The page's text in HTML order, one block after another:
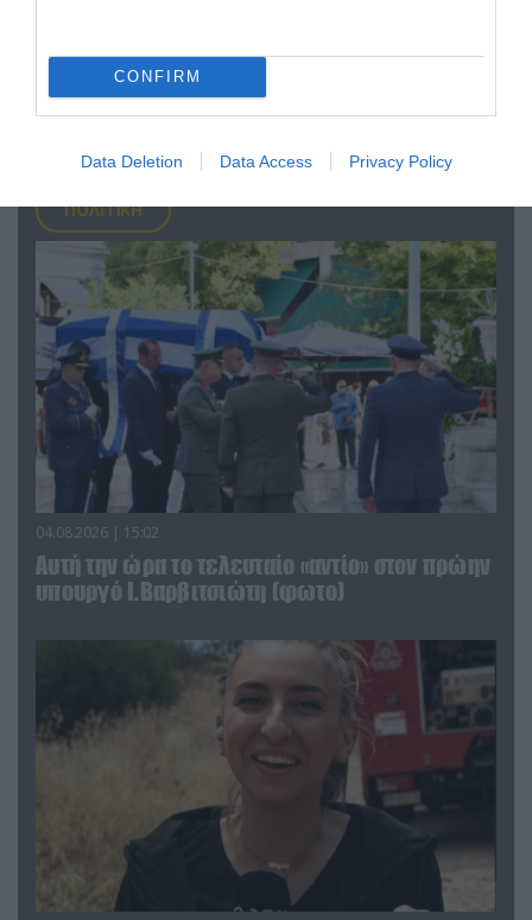
CONFIRM
Data Deletion Data Access Privacy Policy
Αδειάζουν το Κραματόρσκ οι Ουκρανοί:
Έκτακτη εκκένωση στην πόλη μετά την
αιφνιδιαστική προώθηση των Ρώσων (βίντεο)
ΠΟΛΙΤΙΚΗ
04.08.2026 | 15:02
Αυτή την ώρα το τελευταίο «αντίο» στον πρώην
υπουργό Ι.Βαρβιτσιώτη (φωτο)